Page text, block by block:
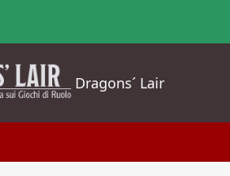
Dragons´ Lair